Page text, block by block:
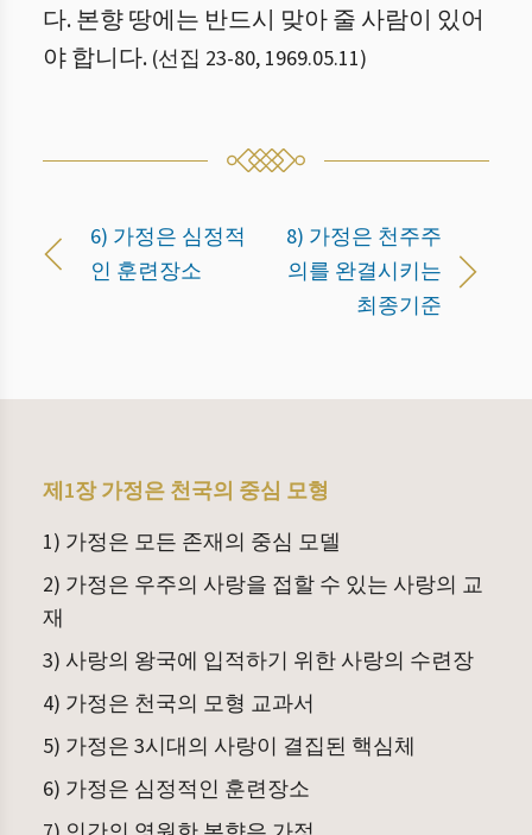
다. 본향 땅에는 반드시 맞아 줄 사람이 있어
야 합니다. (선집 23-80, 1969.05.11)
6) 가정은 심정적
인 훈련장소
8) 가정은 천주주
의를 완결시키는
최종기준
제1장 가정은 천국의 중심 모형
1) 가정은 모든 존재의 중심 모델
2) 가정은 우주의 사랑을 접할 수 있는 사랑의 교
재
3) 사랑의 왕국에 입적하기 위한 사랑의 수련장
4) 가정은 천국의 모형 교과서
5) 가정은 3시대의 사랑이 결집된 핵심체
6) 가정은 심정적인 훈련장소